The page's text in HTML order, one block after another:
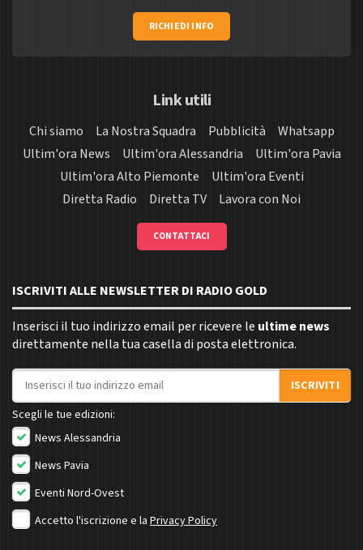
RICHIEDI INFO
Link utili
Chi siamo La Nostra Squadra Pubblicità
Whatsapp
Ultim'ora News
Ultim'ora Alessandria
Ultim'ora Pavia
Ultim'ora Alto Piemonte
Ultim'ora Eventi
Diretta Radio
Diretta TV Lavora con Noi
CONTATTACI
ISCRIVITI ALLE NEWSLETTER DI RADIO GOLD
Inserisci il tuo indirizzo email per ricevere le ultime news
direttamente nella tua casella di posta elettronica.
Indirizzo email
ISCRIVITI
Scegli le tue edizioni:
News Alessandria
News Pavia
Eventi Nord-Ovest
Accetto l'iscrizione e la Privacy Policy